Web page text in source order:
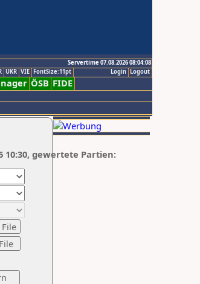
Servertime 07.08.2026 08:04:08
Logout
Login
UKR VIE FontSize:11pt
ÖSB FIDE
10:30, gewertete Partien: